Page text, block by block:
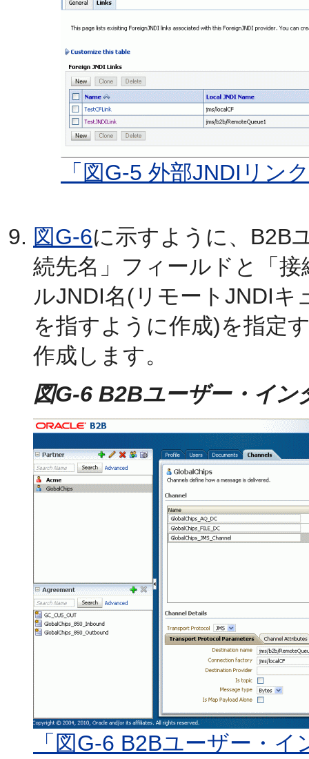
「図G-5 外部JNDIリン
図G-6に示すように、B2B
続先名」フィールドと「
ルJNDI名(リモートJNDI
を指すように作成)を指定
作成します。
図G-6 B2Bユーザー・イン
「図G-6 B2Bユーザー・